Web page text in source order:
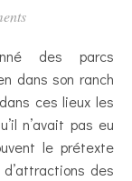
dans son ranch
ces lieux les
n’avait pas eu
le prétexte
des